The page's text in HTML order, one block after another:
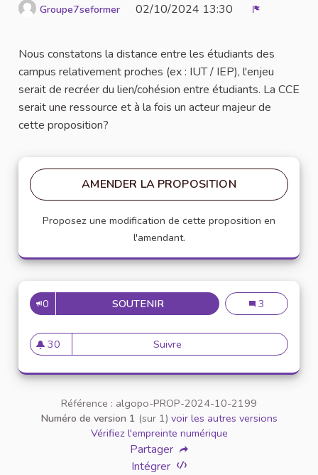
Groupe7seformer 02/10/2024 13:30
Nous constatons la distance entre les étudiants des
campus relativement proches (ex : IUT / IEP), l'enjeu
serait de recréer du lien/cohésion entre étudiants. La CCE
serait une ressource et à la fois un acteur majeur de
cette proposition?
AMENDER LA PROPOSITION
Proposez une modification de cette proposition en
l'amendant.
0 SOUTENIRCRÉER UNE MINI CCE INTER
Créer une
3
30
30 abonnés
Suivre Créer une mini CCE inter
Référence : algopo-PROP-2024-10-2199
Numéro de version 1 (sur 1) voir les autres versions
Vérifiez l'empreinte numérique
Partager
Intégrer